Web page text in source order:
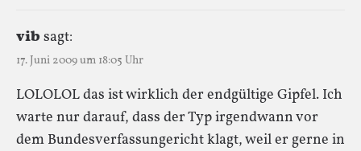
vib sagt:
17. Juni 2009 um 18:05 Uhr
LOLOLOL das ist wirklich der endgültige Gipfel. Ich
warte nur darauf, dass der Typ irgendwann vor
dem Bundesverfassungericht klagt, weil er gerne in